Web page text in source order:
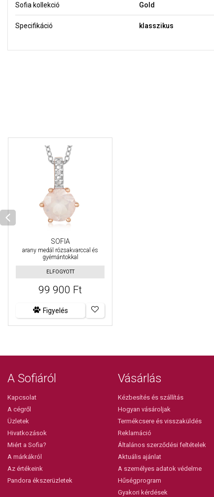
Sofia kollekció Gold
Specifikáció klasszikus
SOFIA
arany medál rózsakvarccal és
gyémántokkal
ELFOGYOTT
99 900 Ft
Figyelés
A Sofiáról
Kapcsolat
A cégről
Üzletek
Hivatkozások
Miért a Sofia?
A márkákról
Az értékeink
Pandora ékszerüzletek
Vásárlás
Kézbesítés és szállítás
Hogyan vásároljak
Termékcsere és visszaküldés
Reklamáció
Általános szerződési feltételek
Aktuális ajánlat
A személyes adatok védelme
Hűségprogram
Gyakori kérdések